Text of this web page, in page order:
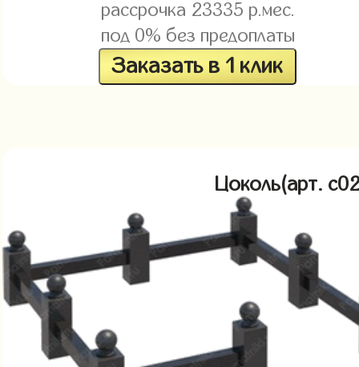
рассрочка 23335 р.мес.
под 0% без предоплаты
Заказать в 1 клик
Цоколь(арт.